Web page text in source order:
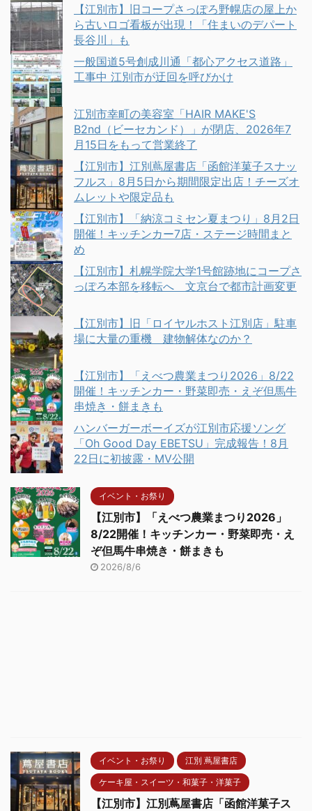
【江別市】旧コープさっぽろ野幌店の屋上か
ら古いロゴ看板が出現！「住まいのデパート
長谷川」も
一般国道5号創成川通「都心アクセス道路」
工事中 江別市が迂回を呼びかけ
江別市幸町の美容室「HAIR MAKE'S
B2nd（ビーセカンド）」が閉店、2026年7
月15日をもって営業終了
【江別市】江別蔦屋書店「函館洋菓子スナッ
フルス」8月5日から期間限定出店！チーズオ
ムレットや限定品も
【江別市】「納涼コミセン夏まつり」8月2日
開催！キッチンカー7店・ステージ時間まと
め
【江別市】札幌学院大学1号館跡地にコープさ
っぽろ本部を移転へ 文京台で都市計画変更
【江別市】旧「ロイヤルホスト江別店」駐車
場に大量の重機 建物解体なのか？
【江別市】「えべつ農業まつり2026」8/22
開催！キッチンカー・野菜即売・えぞ但馬牛
串焼き・餅まきも
ハンバーガーボーイズが江別市応援ソング
「Oh Good Day EBETSU」完成報告！8月
22日に初披露・MV公開
イベント・お祭り
【江別市】「えべつ農業まつり2026」
8/22開催！キッチンカー・野菜即売・え
ぞ但馬牛串焼き・餅まきも
2026/8/6
イベント・お祭り 江別 蔦屋書店
ケーキ屋・スイーツ・和菓子・洋菓子
【江別市】江別蔦屋書店「函館洋菓子ス